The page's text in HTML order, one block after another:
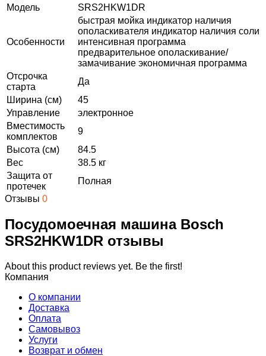
Модель SRS2HKW1DR
Особенности
быстрая мойка индикатор наличия
ополаскивателя индикатор наличия соли
интенсивная программа
предварительное ополаскивание/
замачивание экономичная программа
Отсрочка
старта
Да
Ширина (см)
45
Управление
электронное
Вместимость
комплектов
9
Высота (см)
84.5
Вес
38.5 кг
Защита от
протечек
Полная
Отзывы 0
Посудомоечная машина Bosch
SRS2HKW1DR отзывы
About this product reviews yet. Be the first!
Компания
О компании
Доставка
Оплата
Самовывоз
Услуги
Возврат и обмен